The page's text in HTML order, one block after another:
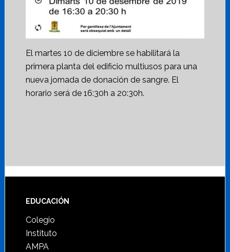
El martes 10 de diciembre se habilitará la
primera planta del edificio multiusos para una
nueva jornada de donación de sangre. El
horario será de 16:30h a 20:30h.
Footer
EDUCACIÓN
Colegio
Instituto
AMPA